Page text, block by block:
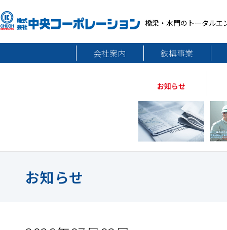
橋梁・水門のトータルエ
会社案内 鉄構事業
お知らせ
お知らせ